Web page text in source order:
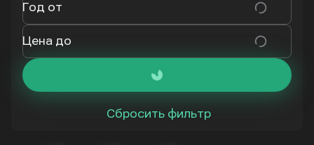
Год от
Цена до
Сбросить фильтр